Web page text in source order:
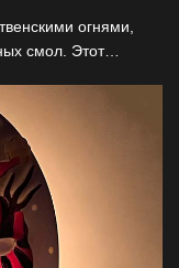
огнями,
смол. Этот
вращения на
розетке. Идеально
круглогодичного
продавцов